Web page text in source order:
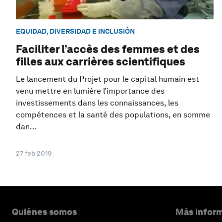
EQUIDAD, DIVERSIDAD E INCLUSIÓN
Faciliter l’accès des femmes et des
filles aux carrières scientifiques
Le lancement du Projet pour le capital humain est
venu mettre en lumière l’importance des
investissements dans les connaissances, les
compétences et la santé des populations, en somme
dan...
27 feb 2019
Quiénes somos Más